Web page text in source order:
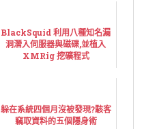
BlackSquid 利用八種知名漏
洞潛入伺服器與磁碟,並植入
XMRig 挖礦程式
躲在系統四個月沒被發現?駭客
竊取資料的五個隱身術